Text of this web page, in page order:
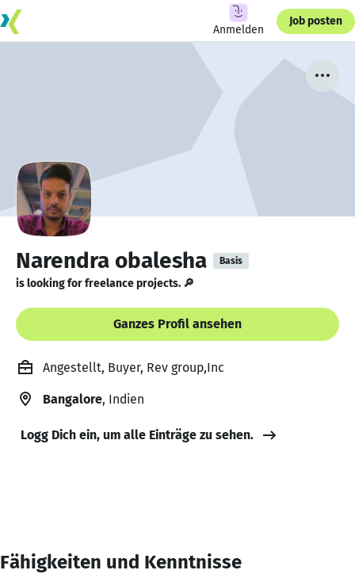
Anmelden
Job posten
Narendra obalesha Basis
is looking for freelance projects. 🔎
Ganzes Profil ansehen
Angestellt, Buyer, Rev group,Inc
Bangalore, Indien
Logg Dich ein, um alle Einträge zu sehen.
Fähigkeiten und Kenntnisse